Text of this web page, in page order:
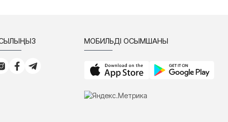
МОБИЛЬДІ ҚОСЫМШАНЫ